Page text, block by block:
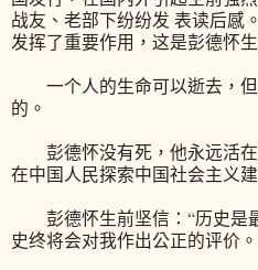
战友、老部下纷纷发 表读后感
发挥了重要作用，这是彭德怀
一个人的生命可以逝去，但
的。
彭德怀没有死，他永远活在
在中国人民探索中国社会主义
彭德怀生前坚信：“历史是
史终将会对我作出公正的评价